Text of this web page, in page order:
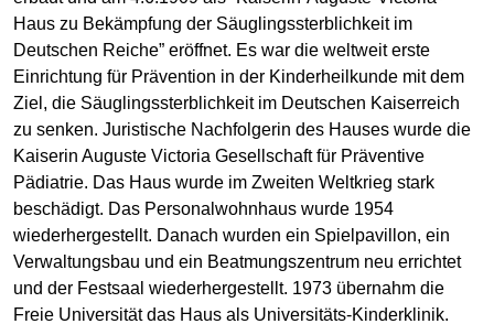
Haus zu Bekämpfung der Säuglingssterblichkeit im
Deutschen Reiche” eröffnet. Es war die weltweit erste
Einrichtung für Prävention in der Kinderheilkunde mit dem
Ziel, die Säuglingssterblichkeit im Deutschen Kaiserreich
zu senken. Juristische Nachfolgerin des Hauses wurde die
Kaiserin Auguste Victoria Gesellschaft für Präventive
Pädiatrie. Das Haus wurde im Zweiten Weltkrieg stark
beschädigt. Das Personalwohnhaus wurde 1954
wiederhergestellt. Danach wurden ein Spielpavillon, ein
Verwaltungsbau und ein Beatmungszentrum neu errichtet
und der Festsaal wiederhergestellt. 1973 übernahm die
Freie Universität das Haus als Universitäts-Kinderklinik.